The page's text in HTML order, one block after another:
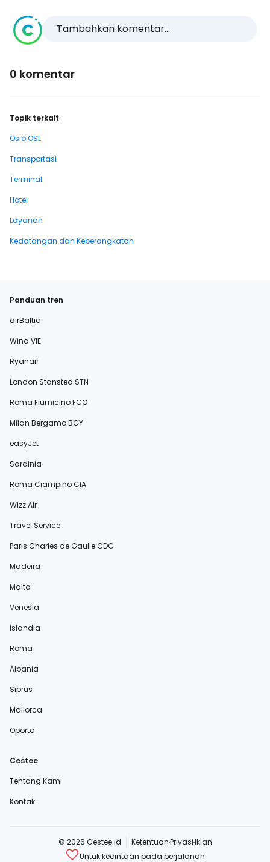
Tambahkan komentar...
0 komentar
Topik terkait
Oslo OSL
Transportasi
Terminal
Hotel
Layanan
Kedatangan dan Keberangkatan
Panduan tren
airBaltic
Wina VIE
Ryanair
London Stansted STN
Roma Fiumicino FCO
Milan Bergamo BGY
easyJet
Sardinia
Roma Ciampino CIA
Wizz Air
Travel Service
Paris Charles de Gaulle CDG
Madeira
Malta
Venesia
Islandia
Roma
Albania
Siprus
Mallorca
Oporto
Cestee
Tentang Kami
Kontak
© 2026 Cestee.id KetentuanPrivasiIklan
Untuk kecintaan pada perjalanan